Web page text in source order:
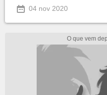
04 nov 2020